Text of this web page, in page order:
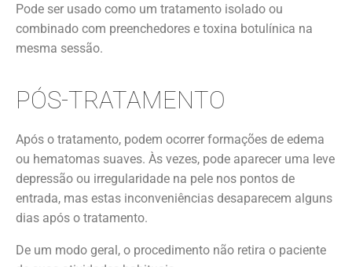
Pode ser usado como um tratamento isolado ou
combinado com preenchedores e toxina botulínica na
mesma sessão.
PÓS-TRATAMENTO
Após o tratamento, podem ocorrer formações de edema
ou hematomas suaves. Às vezes, pode aparecer uma leve
depressão ou irregularidade na pele nos pontos de
entrada, mas estas inconveniências desaparecem alguns
dias após o tratamento.
De um modo geral, o procedimento não retira o paciente